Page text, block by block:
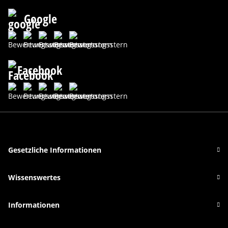
Google
Facebook
Gesetzliche Informationen
Wissenswertes
Informationen